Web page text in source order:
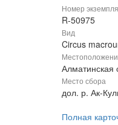
Номер
R-50975
Вид
Circus
Алматинская
Место сбора
дол. р. Ак-
Полная